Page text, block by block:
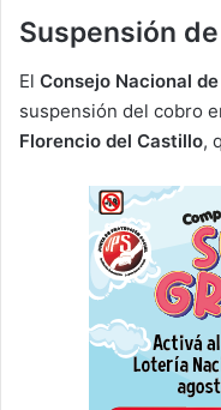
Suspensión
El Consejo Nacional
suspensión del cobro
Florencio del Castillo,